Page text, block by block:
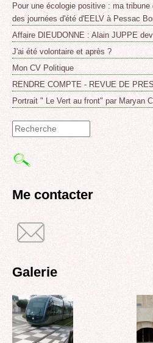
Pour une écologie positive : ma
des journées d'été d'EELV à Pessac
Affaire DIEUDONNE : Alain JUPPE
J'ai été volontaire et après ?
Mon CV Politique
RENDRE COMPTE - REVUE DE
Portrait " Le Vert au front" par Maryan
Formulaire
de
recherche
Me contacter
Galerie